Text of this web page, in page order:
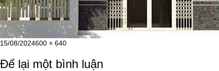
Đăng
ngày
15/08/2024Kích
đầy
600 × 640
Để lại một bình luận